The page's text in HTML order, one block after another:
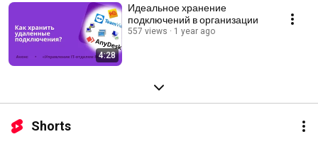
4:28
Идеальное хранение
подключений в организации
557 views 1 year ago
Shorts